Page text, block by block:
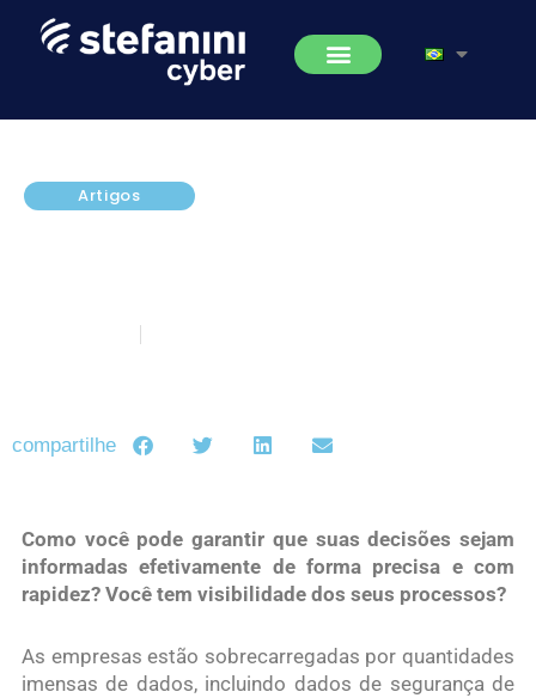
Artigos
compartilhe
Como você pode garantir que suas decisões sejam
informadas efetivamente de forma precisa e com
rapidez? Você tem visibilidade dos seus processos?
As empresas estão sobrecarregadas por quantidades
imensas de dados, incluindo dados de segurança de